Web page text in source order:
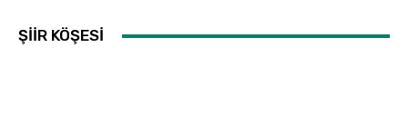
ŞİİR KÖŞESİ